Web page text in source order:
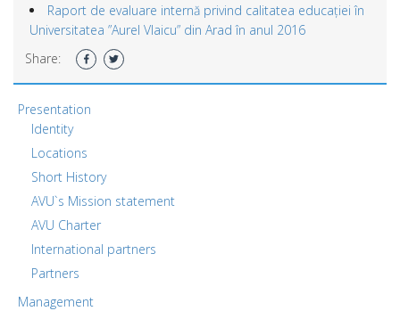
Raport de evaluare internă privind calitatea educației în
Universitatea ”Aurel Vlaicu” din Arad în anul 2016
Share:
Presentation
Identity
Locations
Short History
AVU`s Mission statement
AVU Charter
International partners
Partners
Management